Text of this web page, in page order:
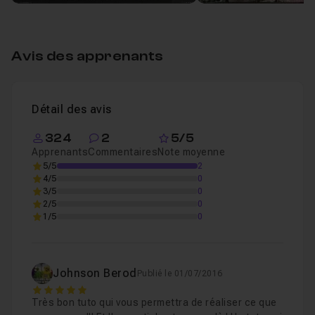
Leçon 6 05 - Test improvisé de différentes images
Avis des apprenants
Détail des avis
324
Apprenants
2
Commentaires
5/5
Note moyenne
5/5
2
4/5
0
3/5
0
2/5
0
1/5
0
Johnson Berod Publié le 01/07/2016
5
Très bon tuto qui vous permettra de réaliser ce que